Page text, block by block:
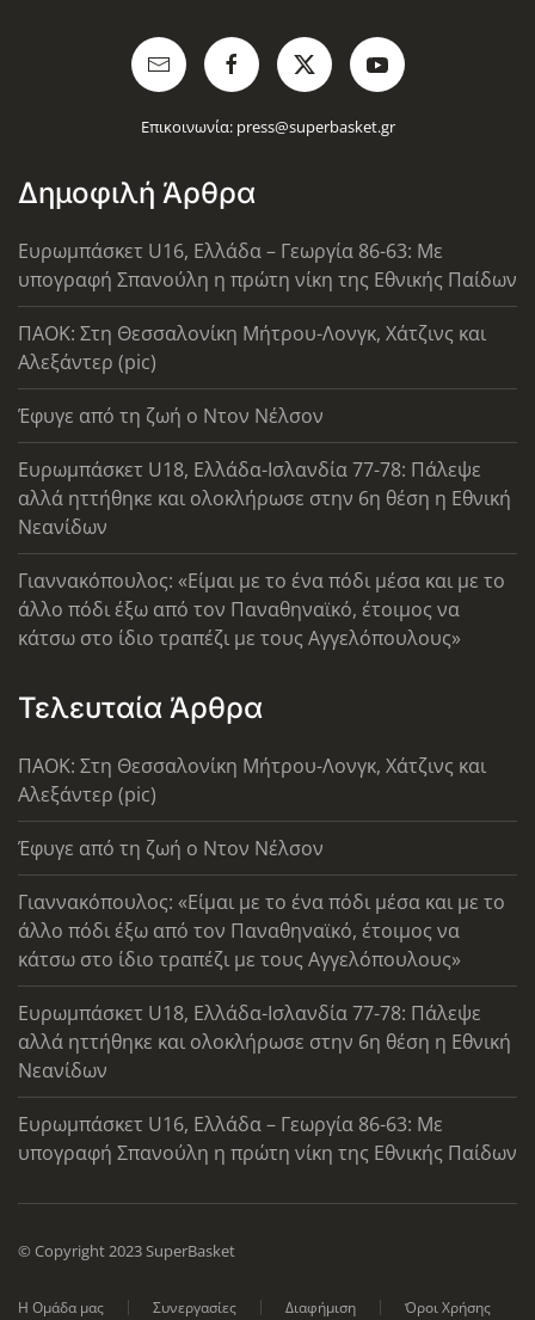
Επικοινωνία: press@superbasket.gr
Δημοφιλή Άρθρα
Ευρωμπάσκετ U16, Ελλάδα – Γεωργία 86-63: Με
υπογραφή Σπανούλη η πρώτη νίκη της Εθνικής Παίδων
ΠΑΟΚ: Στη Θεσσαλονίκη Μήτρου-Λονγκ, Χάτζινς και
Αλεξάντερ (pic)
Έφυγε από τη ζωή ο Ντον Νέλσον
Ευρωμπάσκετ U18, Ελλάδα-Ισλανδία 77-78: Πάλεψε
αλλά ηττήθηκε και ολοκλήρωσε στην 6η θέση η Εθνική
Νεανίδων
Γιαννακόπουλος: «Είμαι με το ένα πόδι μέσα και με το
άλλο πόδι έξω από τον Παναθηναϊκό, έτοιμος να
κάτσω στο ίδιο τραπέζι με τους Αγγελόπουλους»
Τελευταία Άρθρα
ΠΑΟΚ: Στη Θεσσαλονίκη Μήτρου-Λονγκ, Χάτζινς και
Αλεξάντερ (pic)
Έφυγε από τη ζωή ο Ντον Νέλσον
Γιαννακόπουλος: «Είμαι με το ένα πόδι μέσα και με το
άλλο πόδι έξω από τον Παναθηναϊκό, έτοιμος να
κάτσω στο ίδιο τραπέζι με τους Αγγελόπουλους»
Ευρωμπάσκετ U18, Ελλάδα-Ισλανδία 77-78: Πάλεψε
αλλά ηττήθηκε και ολοκλήρωσε στην 6η θέση η Εθνική
Νεανίδων
Ευρωμπάσκετ U16, Ελλάδα – Γεωργία 86-63: Με
υπογραφή Σπανούλη η πρώτη νίκη της Εθνικής Παίδων
© Copyright 2023 SuperBasket
Η Ομάδα μας Συνεργασίες Διαφήμιση
Όροι Χρήσης